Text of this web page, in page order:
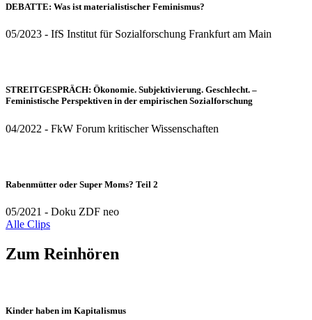
DEBATTE: Was ist materialistischer Feminismus?
05/2023 - IfS Institut für Sozialforschung Frankfurt am Main
STREITGESPRÄCH: Ökonomie. Subjektivierung. Geschlecht. –
Feministische Perspektiven in der empirischen Sozialforschung
04/2022 - FkW Forum kritischer Wissenschaften
Rabenmütter oder Super Moms? Teil 2
05/2021 - Doku ZDF neo
Alle Clips
Zum Reinhören
Kinder haben im Kapitalismus